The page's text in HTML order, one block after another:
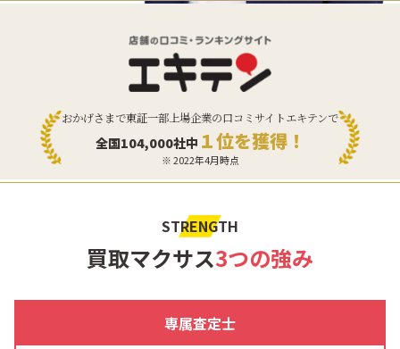
おかげさまで東証一部上場企業の口コミサイトエキテンで
全国104,000社中 １位を獲得！
※ 2022年4月時点
STRENGTH
買取マクサス3つの強み
専属査定士